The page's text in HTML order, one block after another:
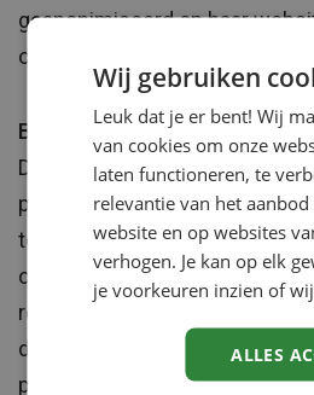
geanonimiseerd op haar
openbaar maken.
Bijzondere persoonsgegevens
Driessen Groep verwerkt
persoonsgegevens, voor
toestemming voor geeft, dan
overeenstemming is met de
regelgeving. Tot de bijzondere
die je aan Driessen Groep
personen toegang die over
Wij gebruiken
Leuk dat je er bent! Wij
van cookies om onze
laten functioneren, te
relevantie van het aanbod
website en op websites
verhogen. Je kan op elk
je voorkeuren inzien of
ALLES